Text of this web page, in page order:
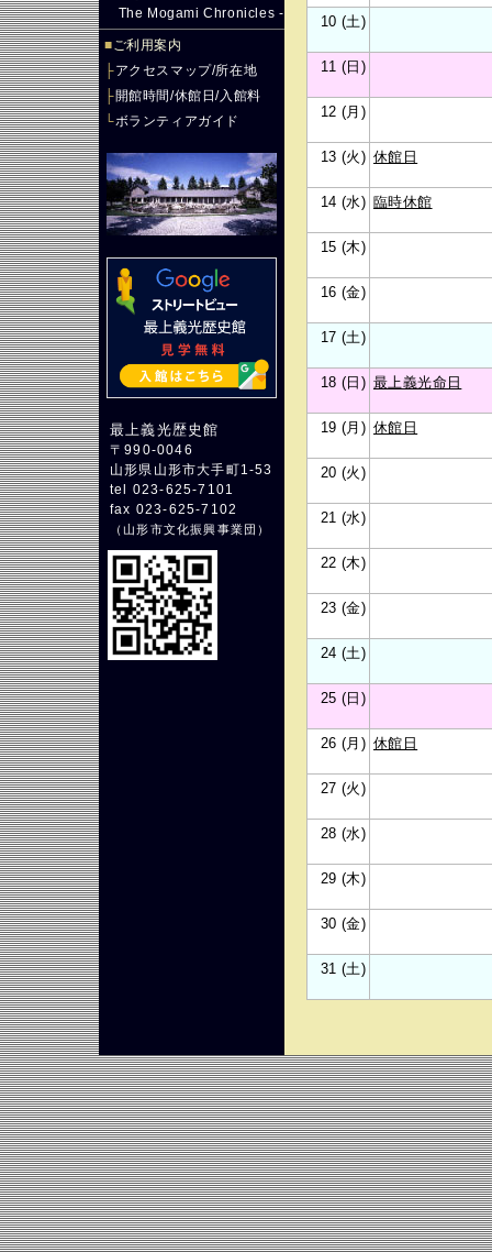
The Mogami Chronicles -
■ご利用案内
├アクセスマップ/所在地
├開館時間/休館日/入館料
└ボランティアガイド
最上義光歴史館
〒990-0046
山形県山形市大手町1-53
tel 023-625-7101
fax 023-625-7102
（山形市文化振興事業団 ）
10 (土)
11 (日)
12 (月)
13 (火) 休館日
14 (水) 臨時休館
15 (木)
16 (金)
17 (土)
18 (日) 最上義光命日
19 (月) 休館日
20 (火)
21 (水)
22 (木)
23 (金)
24 (土)
25 (日)
26 (月) 休館日
27 (火)
28 (水)
29 (木)
30 (金)
31 (土)